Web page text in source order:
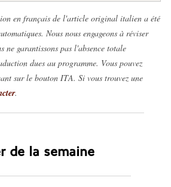
en français de l'article original italien a été
Nous nous engageons à réviser
ne garantissons pas l'absence totale
dues au programme. Vous pouvez
sur le bouton ITA. Si vous trouvez une
.
de la semaine